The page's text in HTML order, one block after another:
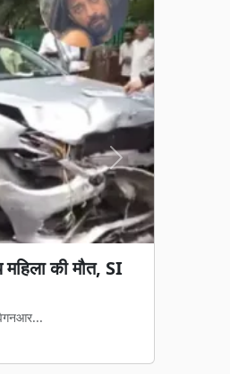
सूची जारी, 400
आ...
Next